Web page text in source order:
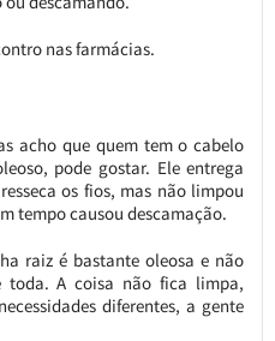
nas farmácias.
acho que quem tem o cabelo
pode gostar. Ele entrega
os fios, mas não limpou
tempo causou descamação.
raiz é bastante oleosa e não
toda. A coisa não fica limpa,
diferentes, a gente